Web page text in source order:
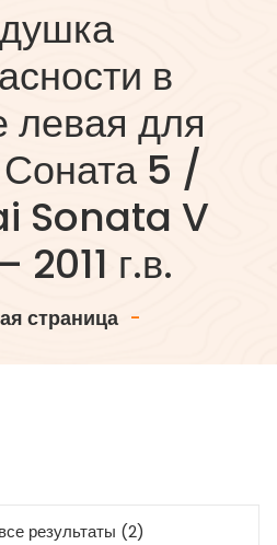
в
левая для
5 /
Sonata V
2011 г.в.
страница-
результаты (2)